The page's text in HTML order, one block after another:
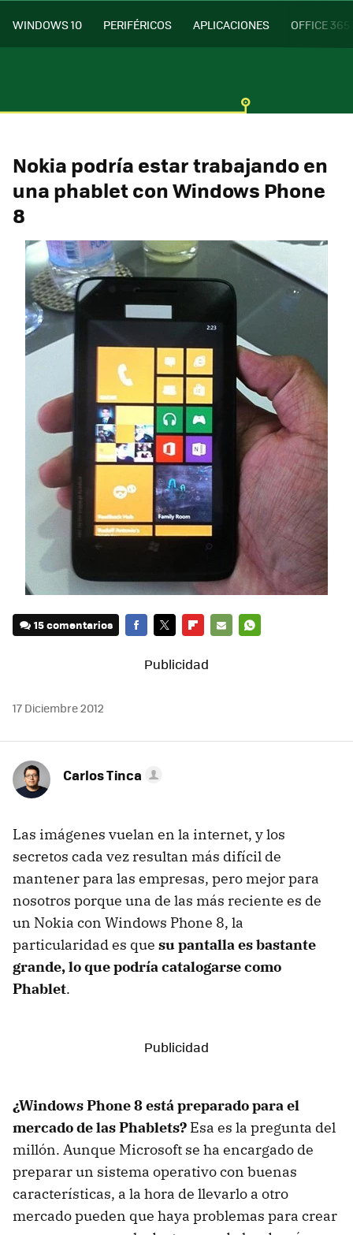
WINDOWS 10 PERIFÉRICOS APLICACIONES OFFICE 365
Nokia podría estar trabajando en
una phablet con Windows Phone
8
15 comentarios
17 Diciembre 2012
Carlos Tinca
Las imágenes vuelan en la internet, y los
secretos cada vez resultan más difícil de
mantener para las empresas, pero mejor para
nosotros porque una de las más reciente es de
un Nokia con Windows Phone 8, la
particularidad es que su pantalla es bastante
grande, lo que podría catalogarse como
Phablet.
¿Windows Phone 8 está preparado para el
mercado de las Phablets? Esa es la pregunta del
millón. Aunque Microsoft se ha encargado de
preparar un sistema operativo con buenas
características, a la hora de llevarlo a otro
mercado pueden que haya problemas para crear